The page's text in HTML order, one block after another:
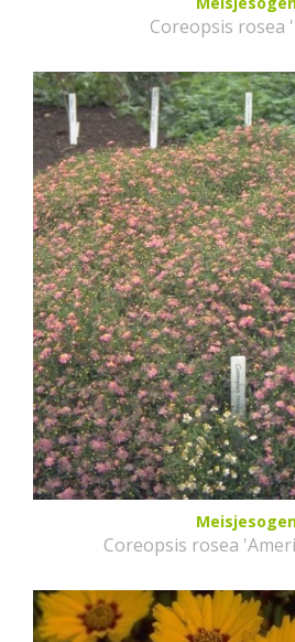
Coreopsis rosea
Coreopsis rosea